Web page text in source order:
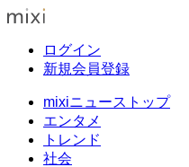
ログイン
新規会員登録
mixiニューストップ
エンタメ
トレンド
社会